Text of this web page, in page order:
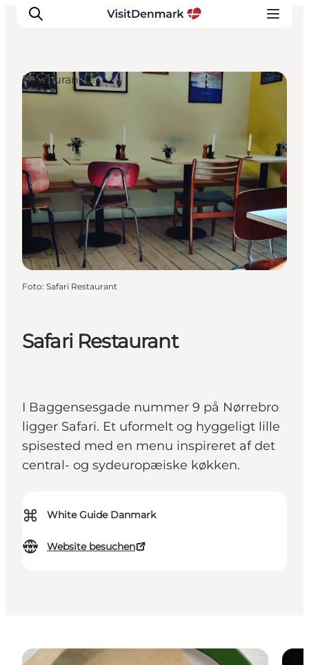
Regionen
Erlebnisse
Unterkünfte
Reiseplanung
Safari Restaurant
I Baggensesgade nummer 9 på Nørrebro
ligger Safari. Et uformelt og hyggeligt lille
spisested med en menu inspireret af det
central- og sydeuropæiske køkken.
⌘ White Guide Danmark
Website besuchen
Restaurants
Foto: Safari Restaurant